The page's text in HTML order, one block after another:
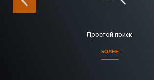
Простой поиск
БОЛЕЕ